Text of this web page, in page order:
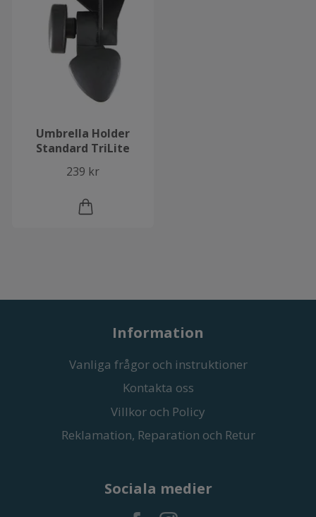
Umbrella Holder
Standard TriLite
239 kr
Information
Vanliga frågor och instruktioner
Kontakta oss
Villkor och Policy
Reklamation, Reparation och Retur
Sociala medier